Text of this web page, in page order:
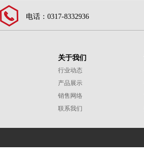
电话：0317-8332936
关于我们
行业动态
产品展示
销售网络
联系我们